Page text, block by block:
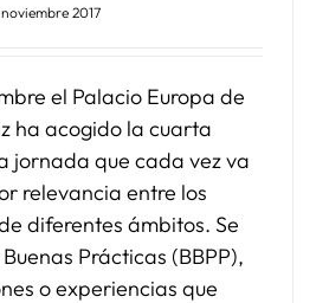
2017
el Palacio Europa de
ha acogido la cuarta
jornada que cada vez va
relevancia entre los
diferentes ámbitos. Se
Prácticas (BBPP),
o experiencias que